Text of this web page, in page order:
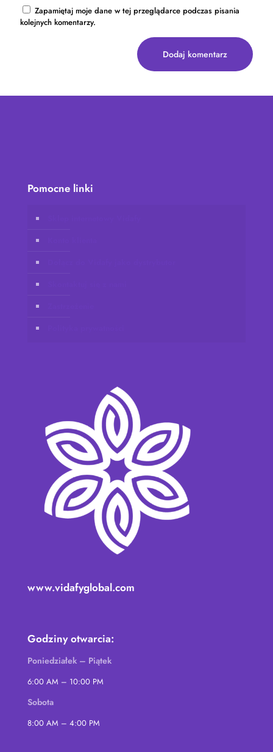
Zapamiętaj moje dane w tej przeglądarce podczas pisania
kolejnych komentarzy.
Pomocne linki
www.vidafyglobal.com
Godziny otwarcia:
Poniedziałek – Piątek
6:00 AM – 10:00 PM
Sobota
8:00 AM – 4:00 PM